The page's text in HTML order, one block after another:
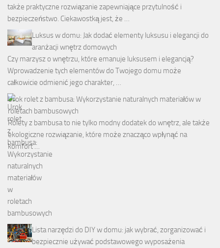
także praktyczne rozwiązanie zapewniające przytulność i
bezpieczeństwo. Ciekawostką jest, że …
Luksus w domu: Jak dodać elementy luksusu i elegancji do
aranżacji wnętrz domowych
Czy marzysz o wnętrzu, które emanuje luksusem i elegancją?
Wprowadzenie tych elementów do Twojego domu może
całkowicie odmienić jego charakter, …
Urok rolet z bambusa: Wykorzystanie naturalnych materiałów w
roletach bambusowych
Rolety z bambusa to nie tylko modny dodatek do wnętrz, ale także
ekologiczne rozwiązanie, które może znacząco wpłynąć na
komfort …
Lista narzędzi do DIY w domu: jak wybrać, zorganizować i
bezpiecznie używać podstawowego wyposażenia